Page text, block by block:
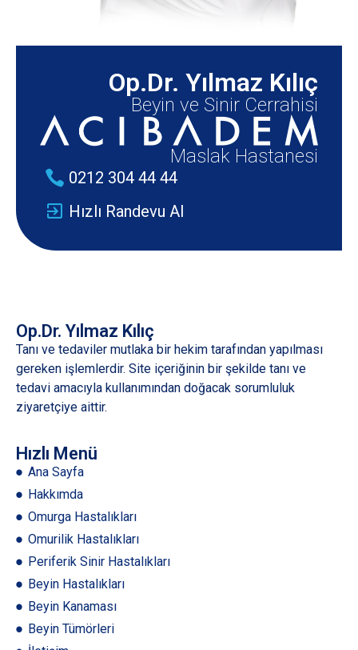
Op.Dr. Yılmaz Kılıç
Beyin ve Sinir Cerrahisi
Maslak Hastanesi
0212 304 44 44
Hızlı Randevu Al
Op.Dr. Yılmaz Kılıç
Tanı ve tedaviler mutlaka bir hekim tarafından yapılması
gereken işlemlerdir. Site içeriğinin bir şekilde tanı ve
tedavi amacıyla kullanımından doğacak sorumluluk
ziyaretçiye aittir.
Hızlı Menü
Ana Sayfa
Hakkımda
Omurga Hastalıkları
Omurilik Hastalıkları
Periferik Sinir Hastalıkları
Beyin Hastalıkları
Beyin Kanaması
Beyin Tümörleri